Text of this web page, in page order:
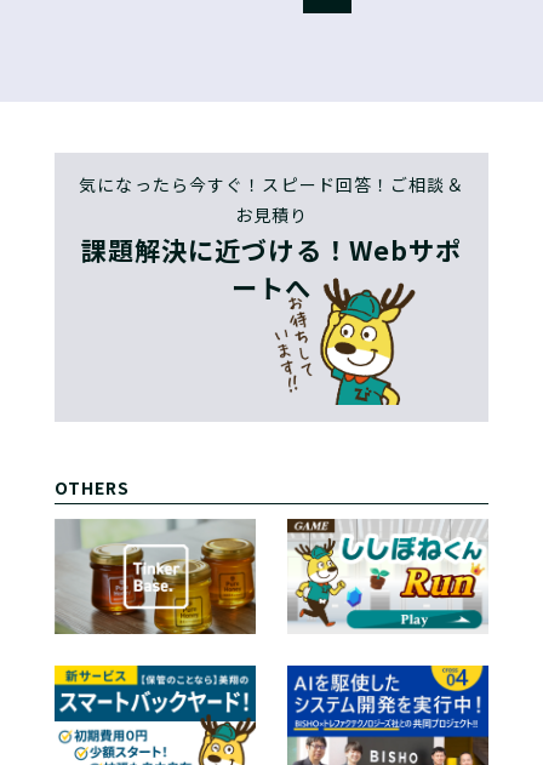
気になったら今すぐ！スピード回答！ご相談＆
お見積り
課題解決に近づける！Webサポ
ートへ
OTHERS